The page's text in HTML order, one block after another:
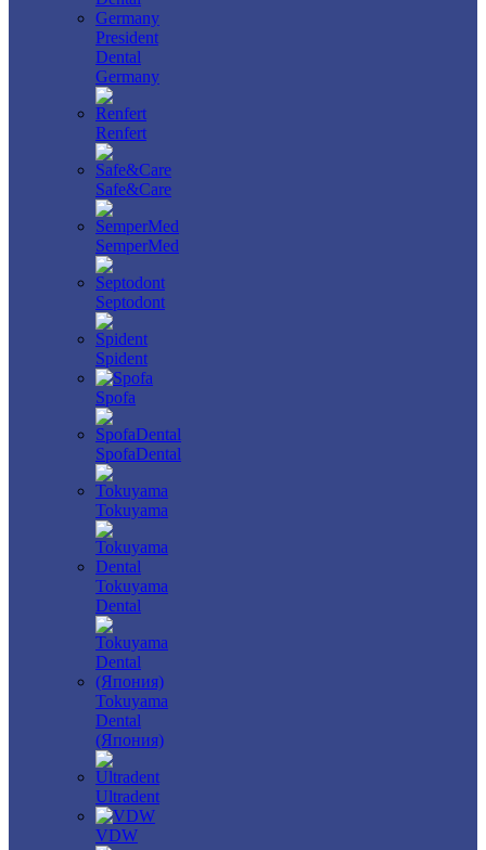
President
Dental
Germany
Renfert
Safe&Care
SemperMed
Septodont
Spident
Spofa
SpofaDental
Tokuyama
Tokuyama
Dental
Tokuyama
Dental
(Япония)
Ultradent
VDW